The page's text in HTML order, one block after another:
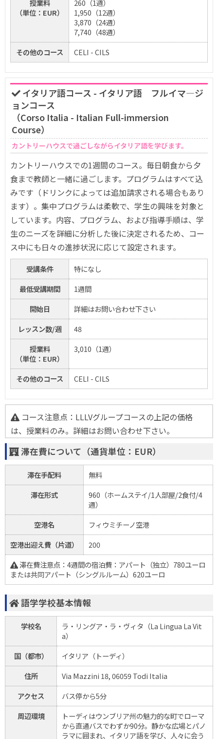
授業料
（単位：EUR）
260（1週）
1,950（12週）
3,870（24週）
7,740（48週）
その他のコース
CELI - CILS
イタリア語コース - イタリア語 フルイマ―ジ
ョンコース
（Corso Italia - Italian Full-immersion
Course）
カントリーハウスで過ごしながらイタリア語を学びます。
カントリーハウスでの1週間のコース。毎日朝食から夕
食まで教師と一緒に過ごします。プログラムはすべて込
みです（ドリンクによっては追加請求される場合もあり
ます）。集中プログラムは柔軟で、学生の興味を対象と
しています。内容、プログラム、および指導手順は、学
生のニーズを詳細に分析した後に決定されるため、コー
ス中にも日々の進捗状況に応じて設定されます。
受講条件
特になし
最低受講期間
1週間
開始日
詳細はお問い合わせ下さい
レッスン数/週
48
授業料
（単位：EUR）
3,010（1週）
その他のコース CELI - CILS
コース注意点：LLLVグループコースの上記の価格
は、授業料のみ。詳細はお問い合わせ下さい。
滞在費について（通貨単位：EUR）
滞在手配料
無料
滞在形式
960（ホームステイ/1人部屋/2食付/4
週）
空港名
フィウミチーノ空港
空港出迎え費（片道）
200
滞在費注意点：4週間の宿泊費：アパート（独立）780ユーロ
または共同アパート（シングルルーム）620ユーロ
語学学校基本情報
学校名
ラ・リングア・ラ・ヴィタ（La Lingua La Vit
a）
国（都市）
イタリア（トーディ）
住所
Via Mazzini 18, 06059 Todi Italia
アクセス
バス停から5分
周辺環境
トーディはウンブリア州の魅力的な町でローマ
から直通バスでわずか90分。静かな広場とパノ
ラマに囲まれ、イタリア語を学び、人々に会う